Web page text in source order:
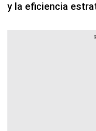
y la eficiencia